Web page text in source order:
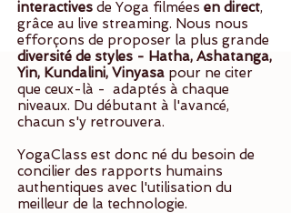
interactives de Yoga filmées en direct,
grâce au live streaming. Nous nous
efforçons de proposer la plus grande
diversité de styles - Hatha, Ashatanga,
Yin, Kundalini, Vinyasa pour ne citer
que ceux-là - adaptés à chaque
niveaux. Du débutant à l'avancé,
chacun s'y retrouvera.
YogaClass est donc né du besoin de
concilier des rapports humains
authentiques avec l'utilisation du
meilleur de la technologie.